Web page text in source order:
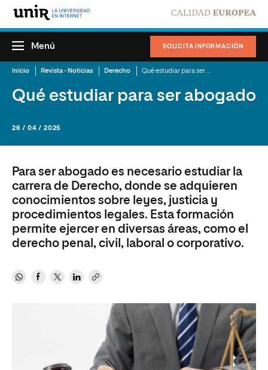
SOLICITA INFORMACIÓN
Menú
Inicio Revista - Noticias Derecho
Qué estudiar para ser abogado
26 / 04 / 2025
Para ser abogado es necesario estudiar la
carrera de Derecho, donde se adquieren
conocimientos sobre leyes, justicia y
procedimientos legales. Esta formación
permite ejercer en diversas áreas, como el
derecho penal, civil, laboral o corporativo.